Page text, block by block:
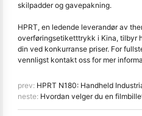
skilpadder og gavepakning.
HPRT, en ledende leverandør av
overføringsetiketttrykk i Kina, tilbyr
din ved konkurranse priser. For
vennligst kontakt oss for mer
prev: HPRT N180: Handheld Industrial
neste: Hvordan velger du en